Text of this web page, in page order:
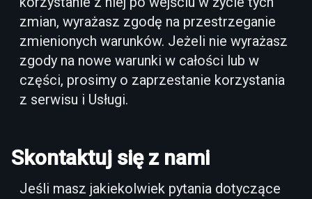
zmian, wyrażasz zgodę na przestrzeganie
zmienionych warunków. Jeżeli nie wyrażasz
zgody na nowe warunki w całości lub w
części, prosimy o zaprzestanie korzystania
z serwisu i Usługi.
Skontaktuj się z nami
Jeśli masz jakiekolwiek pytania dotyczące